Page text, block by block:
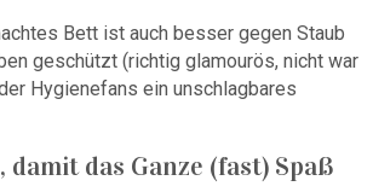
Bett ist auch besser gegen Staub
geschützt (richtig glamourös, nicht war
Hygienefans ein unschlagbares
damit das Ganze (fast) Spaß